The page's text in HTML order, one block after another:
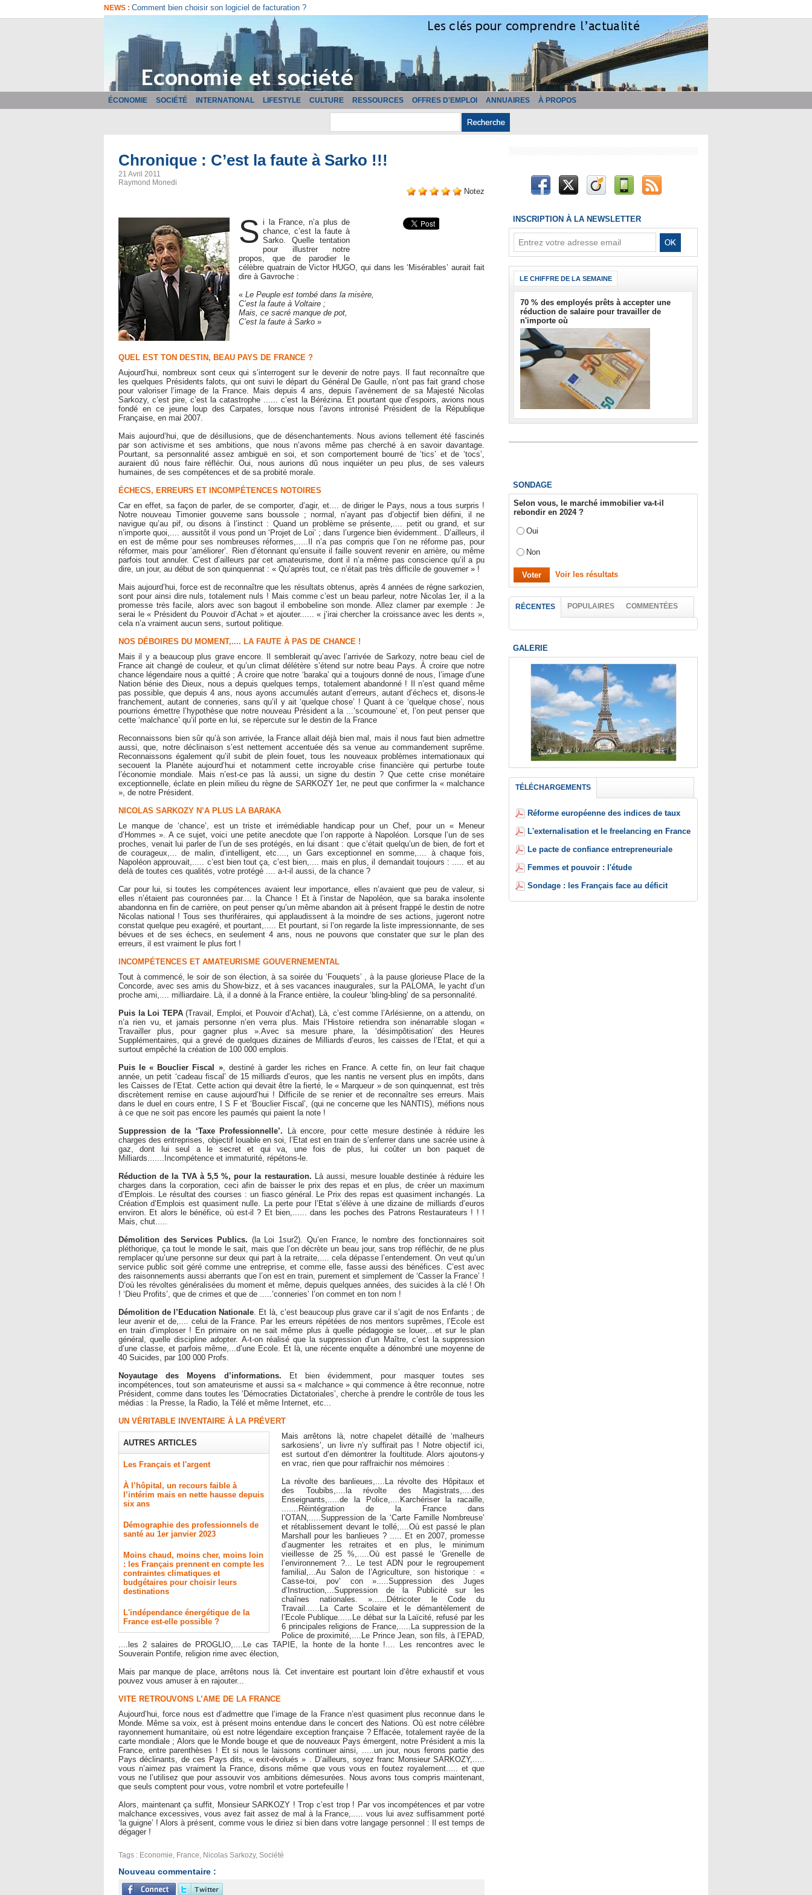
NEWS : Comment bien choisir son logiciel de facturation ?
ÉCONOMIE SOCIÉTÉ INTERNATIONAL LIFESTYLE CULTURE RESSOURCES OFFRES D'EMPLOI ANNUAIRES À PROPOS
Chronique : C’est la faute à Sarko !!!
21 Avril 2011
Raymond Monedi
Notez
S i la France, n’a plus de
chance, c’est la faute à
Sarko. Quelle tentation
pour illustrer notre
propos, que de parodier le
célèbre quatrain de Victor HUGO, qui dans les ‘Misérables’ aurait fait
dire à Gavroche :
« Le Peuple est tombé dans la misère,
C’est la faute à Voltaire ;
Mais, ce sacré manque de pot,
C’est la faute à Sarko »
QUEL EST TON DESTIN, BEAU PAYS DE FRANCE ?
Aujourd’hui, nombreux sont ceux qui s’interrogent sur le devenir de notre pays. Il faut reconnaître que
les quelques Présidents falots, qui ont suivi le départ du Général De Gaulle, n’ont pas fait grand chose
pour valoriser l’image de la France. Mais depuis 4 ans, depuis l’avènement de sa Majesté Nicolas
Sarkozy, c’est pire, c’est la catastrophe ...... c’est la Bérézina. Et pourtant que d’espoirs, avions nous
fondé en ce jeune loup des Carpates, lorsque nous l’avons intronisé Président de la République
Française, en mai 2007.
Mais aujourd’hui, que de désillusions, que de désenchantements. Nous avions tellement été fascinés
par son activisme et ses ambitions, que nous n’avons même pas cherché à en savoir davantage.
Pourtant, sa personnalité assez ambiguë en soi, et son comportement bourré de ‘tics’ et de ‘tocs’,
auraient dû nous faire réfléchir. Oui, nous aurions dû nous inquiéter un peu plus, de ses valeurs
humaines, de ses compétences et de sa probité morale.
ÉCHECS, ERREURS ET INCOMPÉTENCES NOTOIRES
Car en effet, sa façon de parler, de se comporter, d’agir, et.... de diriger le Pays, nous a tous surpris !
Notre nouveau Timonier gouverne sans boussole ; normal, n’ayant pas d’objectif bien défini, il ne
navigue qu’au pif, ou disons à l’instinct : Quand un problème se présente,.... petit ou grand, et sur
n’importe quoi,.... aussitôt il vous pond un ‘Projet de Loi’ ; dans l’urgence bien évidemment.. D’ailleurs, il
en est de même pour ses nombreuses réformes,.....Il n’a pas compris que l’on ne réforme pas, pour
réformer, mais pour ‘améliorer’. Rien d’étonnant qu’ensuite il faille souvent revenir en arrière, ou même
parfois tout annuler. C’est d’ailleurs par cet amateurisme, dont il n’a même pas conscience qu’il a pu
dire, un jour, au début de son quinquennat : « Qu’après tout, ce n’était pas très difficile de gouverner » !
Mais aujourd’hui, force est de reconnaître que les résultats obtenus, après 4 années de règne sarkozien,
sont pour ainsi dire nuls, totalement nuls ! Mais comme c’est un beau parleur, notre Nicolas 1er, il a la
promesse très facile, alors avec son bagout il embobeline son monde. Allez clamer par exemple : Je
serai le « Président du Pouvoir d’Achat » et ajouter...... « j’irai chercher la croissance avec les dents »,
cela n’a vraiment aucun sens, surtout politique.
NOS DÉBOIRES DU MOMENT,.... LA FAUTE À PAS DE CHANCE !
Mais il y a beaucoup plus grave encore. Il semblerait qu’avec l’arrivée de Sarkozy, notre beau ciel de
France ait changé de couleur, et qu’un climat délétère s’étend sur notre beau Pays. À croire que notre
chance légendaire nous a quitté ; A croire que notre ‘baraka’ qui a toujours donné de nous, l’image d’une
Nation bénie des Dieux, nous a depuis quelques temps, totalement abandonné ! Il n’est quand même
pas possible, que depuis 4 ans, nous ayons accumulés autant d’erreurs, autant d’échecs et, disons-le
franchement, autant de conneries, sans qu’il y ait ‘quelque chose’ ! Quant à ce ‘quelque chose’, nous
pourrions émettre l’hypothèse que notre nouveau Président a la ...’scoumoune’ et, l’on peut penser que
cette ‘malchance’ qu’il porte en lui, se répercute sur le destin de la France
Reconnaissons bien sûr qu’à son arrivée, la France allait déjà bien mal, mais il nous faut bien admettre
aussi, que, notre déclinaison s’est nettement accentuée dés sa venue au commandement suprême.
Reconnaissons également qu’il subit de plein fouet, tous les nouveaux problèmes internationaux qui
secouent la Planète aujourd’hui et notamment cette incroyable crise financière qui perturbe toute
l’économie mondiale. Mais n’est-ce pas là aussi, un signe du destin ? Que cette crise monétaire
exceptionnelle, éclate en plein milieu du règne de SARKOZY 1er, ne peut que confirmer la « malchance
», de notre Président.
NICOLAS SARKOZY N’A PLUS LA BARAKA
Le manque de ‘chance’, est un triste et irrémédiable handicap pour un Chef, pour un « Meneur
d’Hommes ». A ce sujet, voici une petite anecdote que l’on rapporte à Napoléon. Lorsque l’un de ses
proches, venait lui parler de l’un de ses protégés, en lui disant : que c’était quelqu’un de bien, de fort et
de courageux,... de malin, d’intelligent, etc...., un Gars exceptionnel en somme,.... à chaque fois,
Napoléon approuvait,..... c’est bien tout ça, c’est bien,.... mais en plus, il demandait toujours : ..... et au
delà de toutes ces qualités, votre protégé .... a-t-il aussi, de la chance ?
Car pour lui, si toutes les compétences avaient leur importance, elles n’avaient que peu de valeur, si
elles n’étaient pas couronnées par.... la Chance ! Et à l’instar de Napoléon, que sa baraka insolente
abandonna en fin de carrière, on peut penser qu’un même abandon ait à présent frappé le destin de notre
Nicolas national ! Tous ses thuriféraires, qui applaudissent à la moindre de ses actions, jugeront notre
constat quelque peu exagéré, et pourtant,..... Et pourtant, si l’on regarde la liste impressionnante, de ses
bévues et de ses échecs, en seulement 4 ans, nous ne pouvons que constater que sur le plan des
erreurs, il est vraiment le plus fort !
INCOMPÉTENCES ET AMATEURISME GOUVERNEMENTAL
Tout à commencé, le soir de son élection, à sa soirée du ‘Fouquets’ , à la pause glorieuse Place de la
Concorde, avec ses amis du Show-bizz, et à ses vacances inaugurales, sur la PALOMA, le yacht d’un
proche ami,.... milliardaire. Là, il a donné à la France entière, la couleur ‘bling-bling’ de sa personnalité.
Puis la Loi TEPA(Travail, Emploi, et Pouvoir d’Achat), Là, c’est comme l’Arlésienne, on a attendu, on
n’a rien vu, et jamais personne n’en verra plus. Mais l’Histoire retiendra son inénarrable slogan «
Travailler plus, pour gagner plus ».Avec sa mesure phare, la ‘désimpôtisation’ des Heures
Supplémentaires, qui a grevé de quelques dizaines de Milliards d’euros, les caisses de l’Etat, et qui a
surtout empêché la création de 100 000 emplois.
Puis le « Bouclier Fiscal », destiné à garder les riches en France. A cette fin, on leur fait chaque
année, un petit ‘cadeau fiscal’ de 15 milliards d’euros, que les nantis ne versent plus en impôts, dans
les Caisses de l’Etat. Cette action qui devait être la fierté, le « Marqueur » de son quinquennat, est très
discrètement remise en cause aujourd’hui ! Difficile de se renier et de reconnaître ses erreurs. Mais
dans le duel en cours entre, I S F et ‘Bouclier Fiscal’, (qui ne concerne que les NANTIS), méfions nous
à ce que ne soit pas encore les paumés qui paient la note !
Suppression de la ‘Taxe Professionnelle’.
Là encore, pour cette mesure destinée à réduire les
charges des entreprises, objectif louable en soi, l’Etat est en train de s’enferrer dans une sacrée usine à
gaz, dont lui seul a le secret et qui va, une fois de plus, lui coûter un bon paquet de
Milliards.......Incompétence et immaturité, répétons-le.
Réduction de la TVA à 5,5 %, pour la restauration. Là aussi, mesure louable destinée à réduire les
charges dans la corporation, ceci afin de baisser le prix des repas et en plus, de créer un maximum
d’Emplois. Le résultat des courses : un fiasco général. Le Prix des repas est quasiment inchangés. La
Création d’Emplois est quasiment nulle. La perte pour l’Etat s’élève à une dizaine de milliards d’euros
environ. Et alors le bénéfice, où est-il ? Et bien,...... dans les poches des Patrons Restaurateurs ! ! !
Mais, chut.....
Démolition des Services Publics. (la Loi 1sur2). Qu’en France, le nombre des fonctionnaires soit
pléthorique, ça tout le monde le sait, mais que l’on décrète un beau jour, sans trop réfléchir, de ne plus
remplacer qu’une personne sur deux qui part à la retraite,.... cela dépasse l’entendement. On veut qu’un
service public soit géré comme une entreprise, et comme elle, fasse aussi des bénéfices. C’est avec
des raisonnements aussi aberrants que l’on est en train, purement et simplement de ‘Casser la France’ !
D’où les révoltes généralisées du moment et même, depuis quelques années, des suicides à la clé ! Oh
! ‘Dieu Profits’, que de crimes et que de .....’conneries’ l’on commet en ton nom !
Démolition de l’Education Nationale. Et là, c’est beaucoup plus grave car il s’agit de nos Enfants ; de
leur avenir et de,.... celui de la France. Par les erreurs répétées de nos mentors suprêmes, l’Ecole est
en train d’imploser ! En primaire on ne sait même plus à quelle pédagogie se louer,...et sur le plan
général, quelle discipline adopter. A-t-on réalisé que la suppression d’un Maître, c’est la suppression
d’une classe, et parfois même,...d’une Ecole. Et là, une récente enquête a dénombré une moyenne de
40 Suicides, par 100 000 Profs.
Noyautage des Moyens d’informations.
Et bien évidemment, pour masquer toutes ses
incompétences, tout son amateurisme et aussi sa « malchance » qui commence à être reconnue, notre
Président, comme dans toutes les ‘Démocraties Dictatoriales’, cherche à prendre le contrôle de tous les
médias : la Presse, la Radio, la Télé et même Internet, etc...
UN VÉRITABLE INVENTAIRE À LA PRÉVERT
AUTRES ARTICLES
Les Français et l'argent
À l’hôpital, un recours faible à
l’intérim mais en nette hausse depuis
six ans
Démographie des professionnels de
santé au 1er janvier 2023
Moins chaud, moins cher, moins loin
: les Français prennent en compte les
contraintes climatiques et
budgétaires pour choisir leurs
destinations
L'indépendance énergétique de la
France est-elle possible ?
Mais arrêtons là, notre chapelet détaillé de ‘malheurs
sarkosiens’, un livre n’y suffirait pas ! Notre objectif ici,
est surtout d’en démontrer la foultitude. Alors ajoutons-y
en vrac, rien que pour raffraichir nos mémoires :
La révolte des banlieues,....La révolte des Hôpitaux et
des Toubibs,....la révolte des Magistrats,....des
Enseignants,.....de la Police,....Karchériser la racaille,
.......Réintégration de la France dans
l’OTAN,.....Suppression de la ‘Carte Famille Nombreuse’
et rétablissement devant le tollé,....Où est passé le plan
Marshall pour les banlieues ? ..... Et en 2007, promesse
d’augmenter les retraites et en plus, le minimum
vieillesse de 25 %,.....Où est passé le ‘Grenelle de
l’environnement ?... Le test ADN pour le regroupement
familial,...Au Salon de l’Agriculture, son historique : «
Casse-toi, pov’ con ».....Suppression des Juges
d’Instruction,...Suppression de la Publicité sur les
chaînes nationales. »......Détricoter le Code du
Travail......La Carte Scolaire et le démantèlement de
l’Ecole Publique......Le débat sur la Laïcité, refusé par les
6 principales religions de France,.....La suppression de la
Police de proximité,....Le Prince Jean, son fils, à l’EPAD,
....les 2 salaires de PROGLIO,....Le cas TAPIE, la honte de la honte !.... Les rencontres avec le
Souverain Pontife, religion rime avec élection,
Mais par manque de place, arrêtons nous là. Cet inventaire est pourtant loin d’être exhaustif et vous
pouvez vous amuser à en rajouter...
VITE RETROUVONS L’AME DE LA FRANCE
Aujourd’hui, force nous est d’admettre que l’image de la France n’est quasiment plus reconnue dans le
Monde. Même sa voix, est à présent moins entendue dans le concert des Nations. Où est notre célèbre
rayonnement humanitaire, où est notre légendaire exception française ? Effacée, totalement rayée de la
carte mondiale ; Alors que le Monde bouge et que de nouveaux Pays émergent, notre Président a mis la
France, entre parenthèses ! Et si nous le laissons continuer ainsi, .....un jour, nous ferons partie des
Pays déclinants, de ces Pays dits, « exit-évolués » . D’ailleurs, soyez franc Monsieur SARKOZY,.....
vous n’aimez pas vraiment la France, disons même que vous vous en foutez royalement..... et que
vous ne l’utilisez que pour assouvir vos ambitions démesurées. Nous avons tous compris maintenant,
que seuls comptent pour vous, votre nombril et votre portefeuille !
Alors, maintenant ça suffit, Monsieur SARKOZY ! Trop c’est trop ! Par vos incompétences et par votre
malchance excessives, vous avez fait assez de mal à la France,..... vous lui avez suffisamment porté
‘la guigne’ ! Alors à présent, comme vous le diriez si bien dans votre langage personnel : Il est temps de
dégager !
Tags : Economie, France, Nicolas Sarkozy, Société
Nouveau commentaire :
INSCRIPTION À LA NEWSLETTER
LE CHIFFRE DE LA SEMAINE
70 % des employés prêts à accepter une
réduction de salaire pour travailler de
n'importe où
SONDAGE
Selon vous, le marché immobilier va-t-il
rebondir en 2024 ?
Oui
Non
Voir les résultats
RÉCENTES POPULAIRES COMMENTÉES
GALERIE
TÉLÉCHARGEMENTS
Réforme européenne des indices de taux
L'externalisation et le freelancing en France
Le pacte de confiance entrepreneuriale
Femmes et pouvoir : l'étude
Sondage : les Français face au déficit